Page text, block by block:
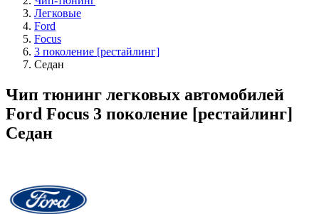
Легковые
Ford
Focus
3 поколение [рестайлинг]
Седан
Чип тюнинг легковых автомобилей
Ford Focus 3 поколение [рестайлинг]
Седан